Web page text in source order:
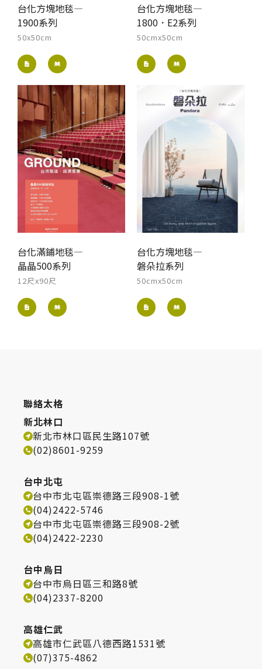
台化方塊地毯—
1900系列
50x50cm
台化方塊地毯—
1800．E2系列
50cmx50cm
台化滿鋪地毯—
晶晶500系列
12尺x90尺
台化方塊地毯—
磐朵拉系列
50cmx50cm
聯絡太格
新北林口
新北市林口區民生路107號
(02)8601-9259
台中北屯
台中市北屯區崇德路三段908-1號
(04)2422-5746
台中市北屯區崇德路三段908-2號
(04)2422-2230
台中烏日
台中市烏日區三和路8號
(04)2337-8200
高雄仁武
高雄市仁武區八德西路1531號
(07)375-4862